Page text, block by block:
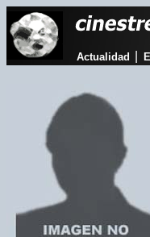
Actualidad